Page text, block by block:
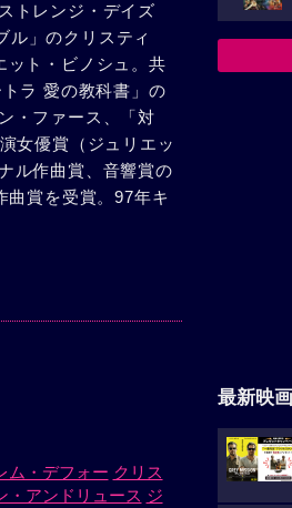
。だが、ようやくた
は愛する人の命を救
急いだ。だが、時既
で彼女の故国イギリ
の患者として収容さ
意は消えていた。や
する愛の奇跡が深く
トレンジ・デイズ
ル」のクリスティ
ット・ビノシュ。共
ラ 愛の教科書」の
・ファース、「対
女優賞（ジュリエッ
ル作曲賞、音響賞の
曲賞を受賞。97年キ
ム・デフォー クリス
・アンドリュース ジ
最新映